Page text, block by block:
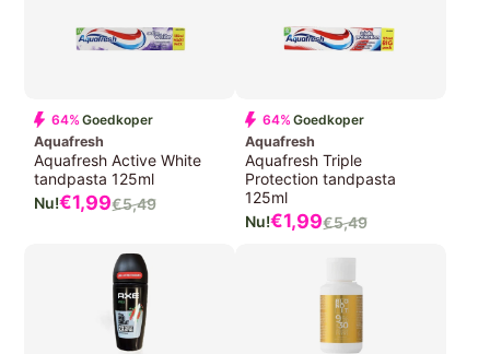
64% Goedkoper
Aquafresh
Aquafresh Active White
tandpasta 125ml
Verkoopprijs
€1,99
Normale
€5,49
64% Goedkoper
Aquafresh
Aquafresh Triple
Protection tandpasta
125ml
Verkoopprijs
€1,99
Normale
prijs
€5,49